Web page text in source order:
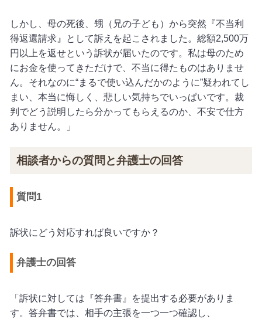
しかし、母の死後、甥（兄の子ども）から突然『不当利
得返還請求』として訴えを起こされました。総額2,500万
円以上を返せという訴状が届いたのです。私は母のため
にお金を使ってきただけで、不当に得たものはありませ
ん。それなのに“まるで使い込んだかのように”疑われてし
まい、本当に悔しく、悲しい気持ちでいっぱいです。裁
判でどう説明したら分かってもらえるのか、不安で仕方
ありません。」
相談者からの質問と弁護士の回答
質問1
訴状にどう対応すれば良いですか？
弁護士の回答
「訴状に対しては『答弁書』を提出する必要がありま
す。答弁書では、相手の主張を一つ一つ確認し、